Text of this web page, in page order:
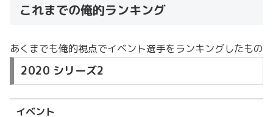
これまでの俺的ランキング
あくまでも俺的視点でイベント選手をランキングしたもの
2020 シリーズ2
イベント